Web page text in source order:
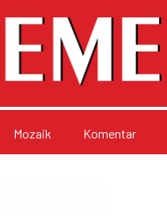
Mozaik Komentar